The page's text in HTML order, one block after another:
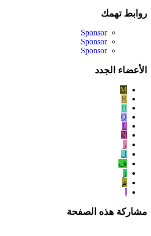
روابط تهمك
Sponsor
Sponsor
Sponsor
الأعضاء الجدد
M
R
B
Q
L
N
ر
ل
ف
ز
م
مشاركة هذه الصفحة